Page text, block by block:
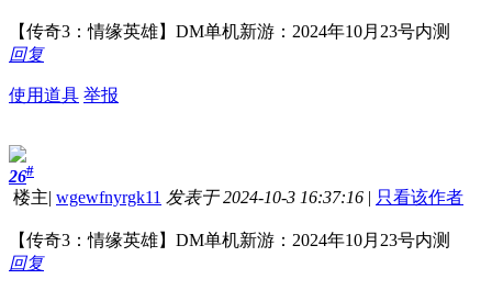
【传奇3：情缘英雄】DM单机新游：2024年10月23号内测
回复
使用道具 举报
26#
楼主| wgewfnyrgk11 发表于 2024-10-3 16:37:16 | 只看该作者
【传奇3：情缘英雄】DM单机新游：2024年10月23号内测
回复